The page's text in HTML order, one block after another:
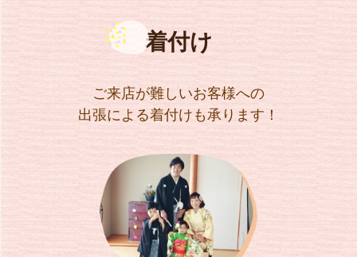
着付け
ご来店が難しいお客様への
出張による着付けも承ります！